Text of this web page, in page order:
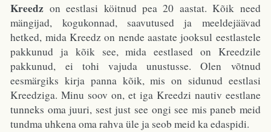
Kreedz on eestlasi köitnud pea 20 aastat. Kõik need
mängijad, kogukonnad, saavutused ja meeldejäävad
hetked, mida Kreedz on nende aastate jooksul eestlastele
pakkunud ja kõik see, mida eestlased on Kreedzile
pakkunud, ei tohi vajuda unustusse. Olen võtnud
eesmärgiks kirja panna kõik, mis on sidunud eestlasi
Kreedziga. Minu soov on, et iga Kreedzi nautiv eestlane
tunneks oma juuri, sest just see ongi see mis paneb meid
tundma uhkena oma rahva üle ja seob meid ka edaspidi.